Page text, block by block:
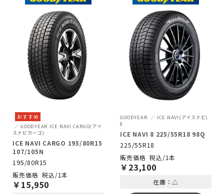
おすすめ
GOODYEAR ICE NAVI CARGO(アイ
スナビカーゴ)
ICE NAVI CARGO 195/80R15
107/105N
195/80R15
税込/1本
￥ 15,950
GOODYEAR
ICE NAVI(アイスナビ)
8
ICE NAVI 8 225/55R18 98Q
225/55R18
税込/1本
￥ 23,100
在庫：△